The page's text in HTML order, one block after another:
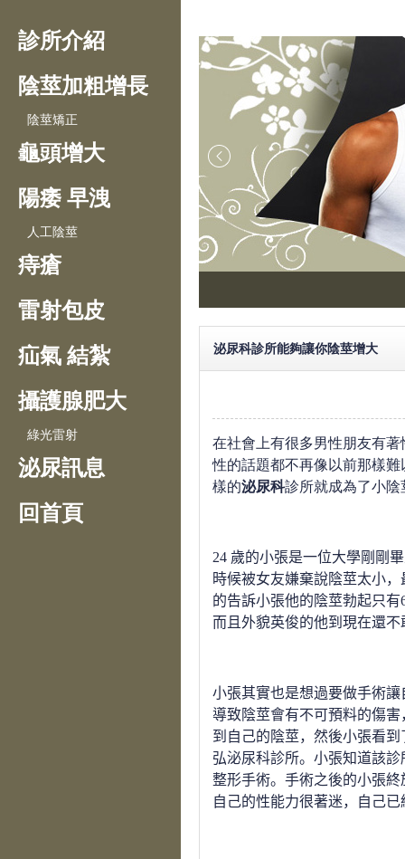
診所介紹
陰莖加粗增長
陰莖矯正
龜頭增大
陽痿 早洩
人工陰莖
痔瘡
雷射包皮
疝氣 結紮
攝護腺肥大
綠光雷射
泌尿訊息
回首頁
泌尿科診所能夠讓你陰莖增大
在社會上有很多男性朋友有
性的話題都不再像以前那樣難
樣的泌尿科診所就成為了小
24 歲的小張是一位大學剛剛
時候被女友嫌棄說陰莖太小
的告訴小張他的陰莖勃起只有
而且外貌英俊的他到現在還
小張其實也是想過要做手術
導致陰莖會有不可預料的傷
到自己的陰莖，然後小張看
弘泌尿科診所。 小張知道該診
整形手術。 手術之後的小張
自己的性能力很著迷，自己